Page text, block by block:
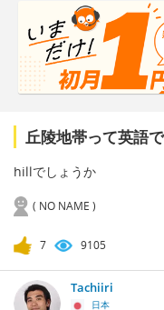
丘陵地帯って英語
hillでしょうか
( NO NAME )
7 9105
Tachiiri
日本